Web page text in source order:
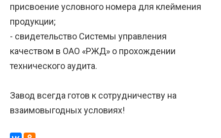
присвоение условного номера для клеймения
продукции;
- свидетельство Системы управления
качеством в ОАО «РЖД» о прохождении
технического аудита.
Завод всегда готов к сотрудничеству на
взаимовыгодных условиях!